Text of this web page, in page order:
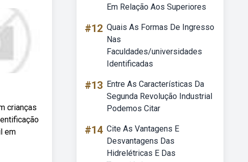
crianças
em
Em Relação Aos Superiores
#12 Quais As Formas De Ingresso
Nas
Faculdades/universidades
Identificadas
#13 Entre As Características Da
Segunda Revolução Industrial
Podemos Citar
#14 Cite As Vantagens E
Desvantagens Das
Hidrelétricas E Das